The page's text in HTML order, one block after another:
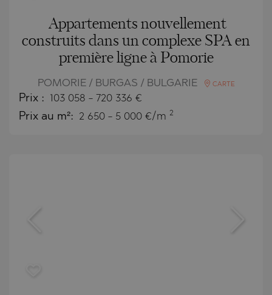
Appartements nouvellement
construits dans un complexe SPA en
première ligne à Pomorie
POMORIE / BURGAS / BULGARIE CARTE
Prix : 103 058 - 720 336 €
Prix au m²: 2 650 - 5 000 €/m 2